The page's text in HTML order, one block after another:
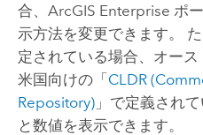
合、 ArcGIS Enterprise ポ
示方法を変更できます。
定されている場合、オース
米国向けの「CLDR
Repository)」で定義され
と数値を表示できます。